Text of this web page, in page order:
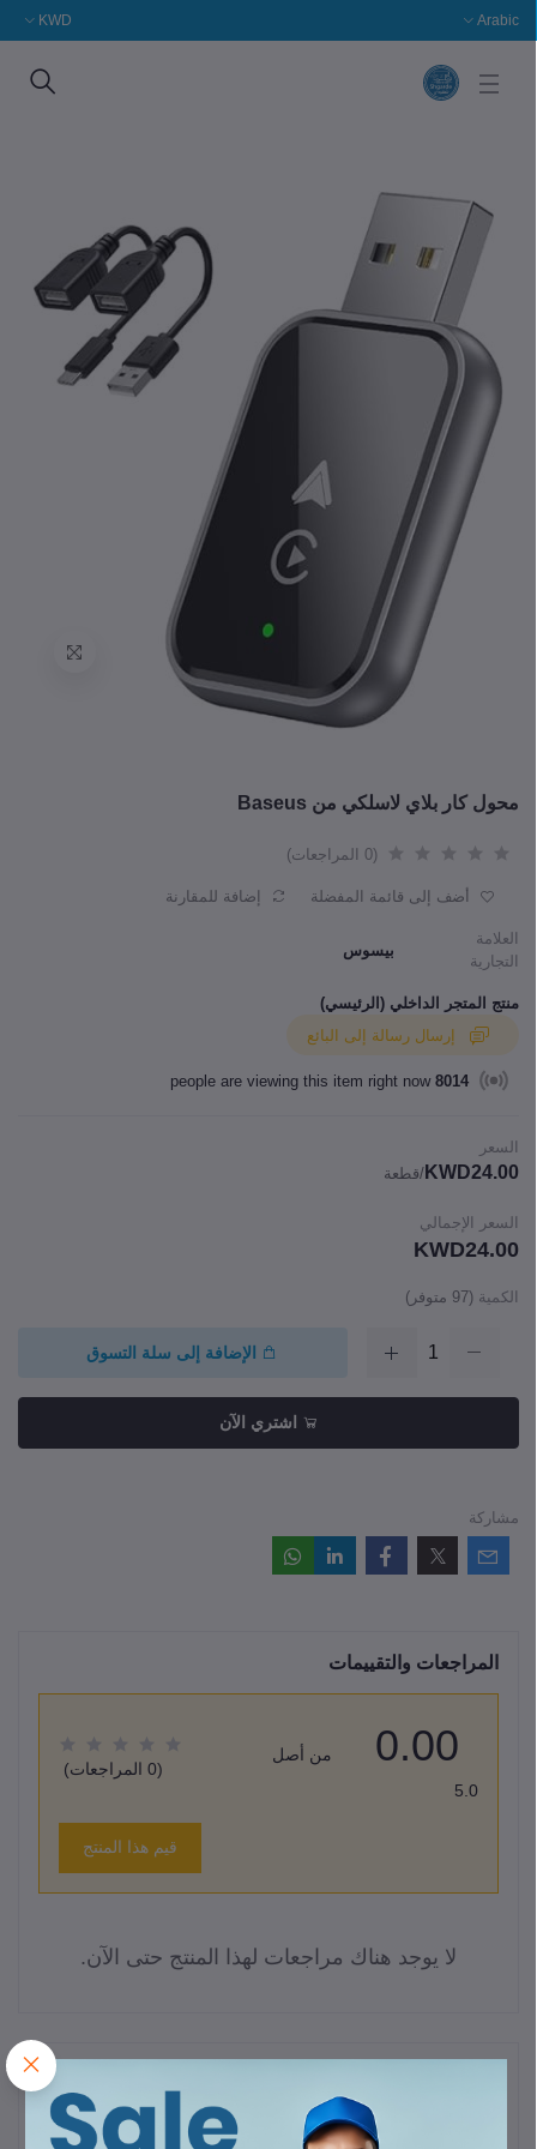
Arabic
KWD
محول كار بلاي لاسلكي من Baseus
(0 المراجعات)
أضف إلى قائمة المفضلة إضافة للمقارنة
العلامة
التجارية
بيسوس
منتج المتجر الداخلي (الرئيسي)
8014
people are viewing this item right now
السعر
KWD24.00 /قطعة
السعر الإجمالي
KWD24.00
الكمية (
97 متوفر)
الإضافة إلى سلة التسوق
اشتري الآن
مشاركة
المراجعات والتقييمات
0.00
من أصل
5.0
(0 المراجعات)
قيم هذا المنتج
لا يوجد هناك مراجعات لهذا المنتج حتى الآن.